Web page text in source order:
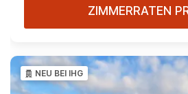
ZIMMERRATEN
NEU BEI IHG